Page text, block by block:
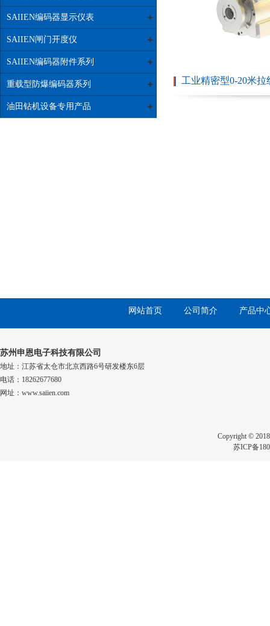
SAIIEN编码器显示仪表
SAIIEN闸门开度仪
SAIIEN编码器附件系列
重载型防爆编码器系列
油田钻机设备专用产品
工业精密型0-20米
网站首页 公司简介 产品中
苏州申恩电子科技有限公司
地址：江苏省太仓市北京西路6号研发楼东6层
电话：18262677680
网址：www.saiien.com
Copyright ©
苏ICP备